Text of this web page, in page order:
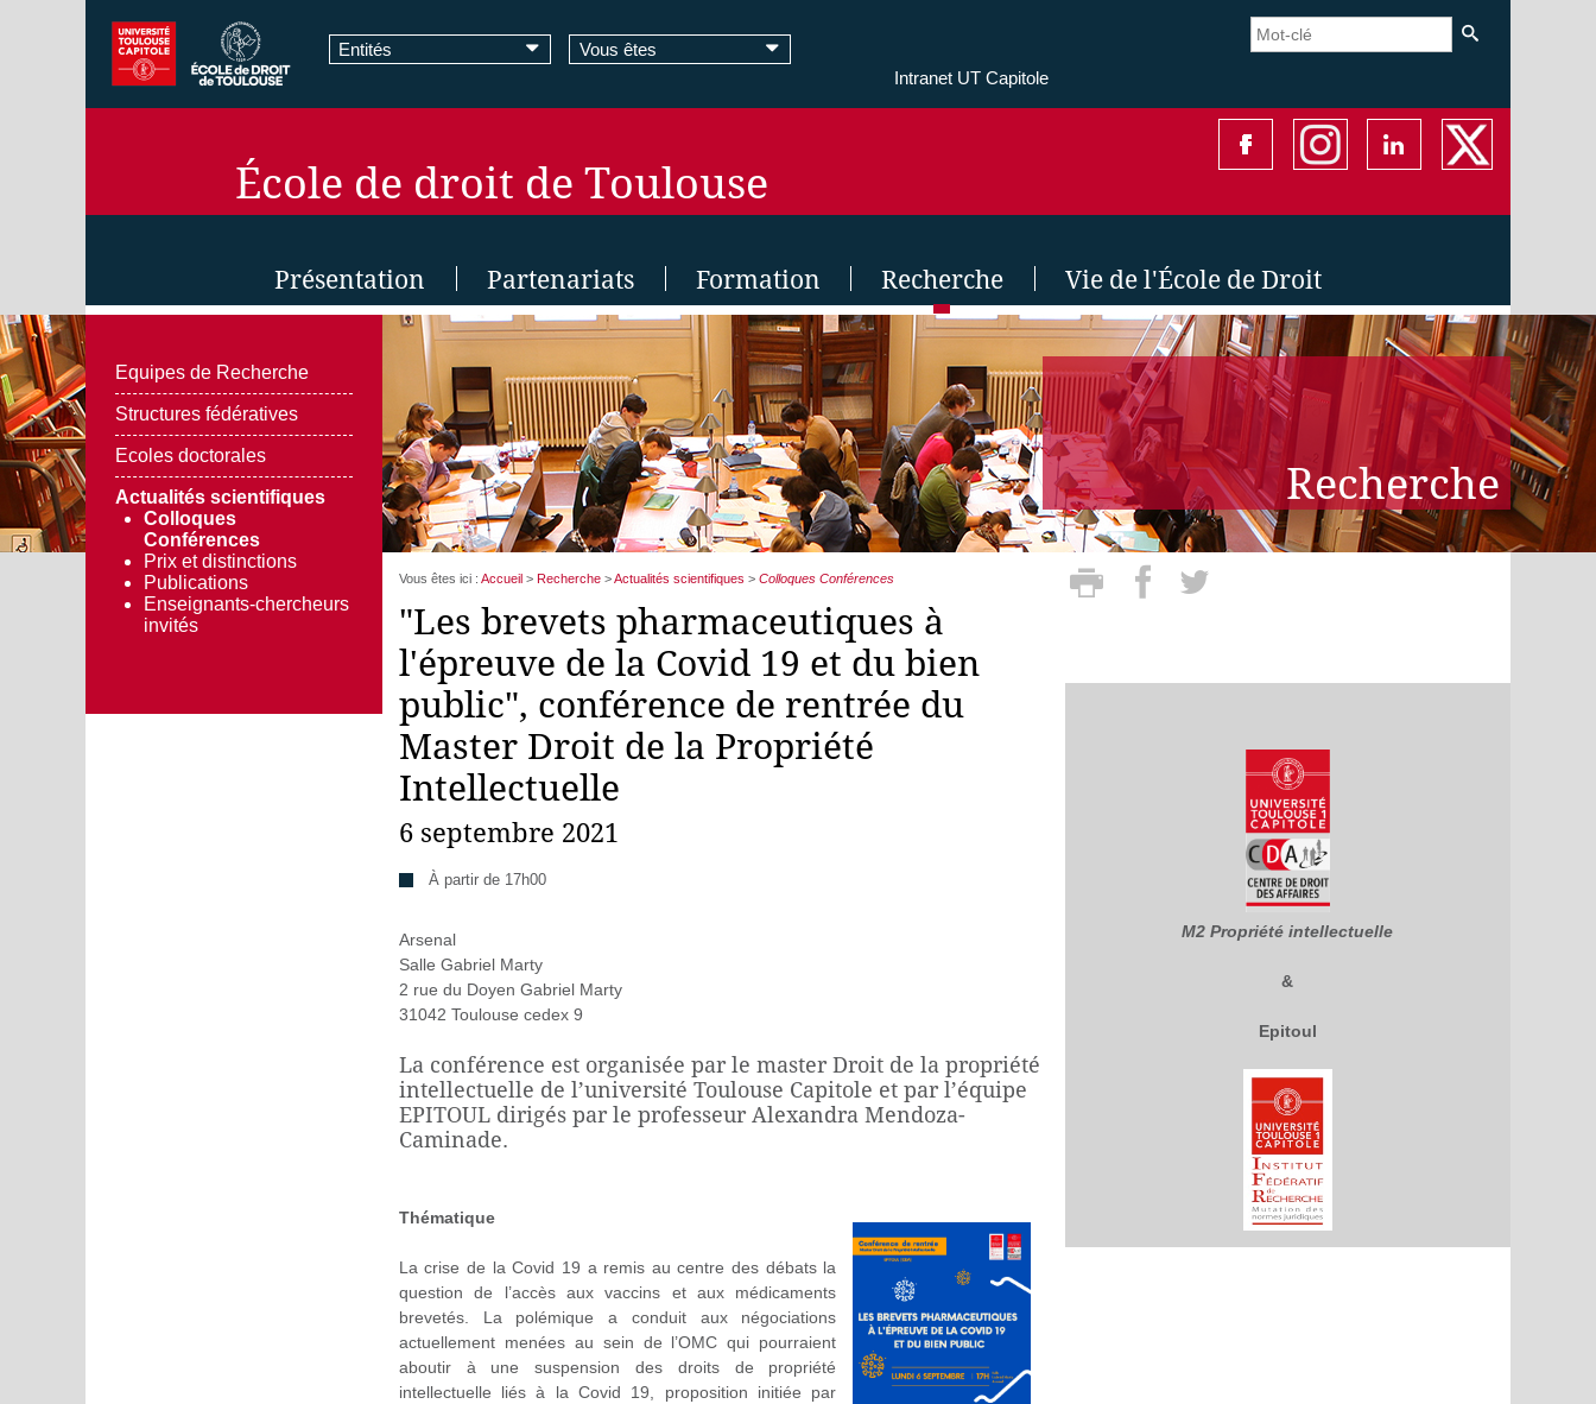
Entités Vous êtes
École de droit de Toulouse
Présentation Partenariats Formation Recherche Vie de l'École de Droit
Recherche
Equipes de Recherche
Structures fédératives
Ecoles doctorales
Actualités scientifiques
Colloques
Conférences
Prix et distinctions
Publications
Enseignants-chercheurs
invités
Vous êtes ici : Accueil > Recherche>Actualités scientifiques > Colloques Conférences
"Les brevets pharmaceutiques à
l'épreuve de la Covid 19 et du bien
public", conférence de rentrée du
Master Droit de la Propriété
Intellectuelle
6 septembre 2021
À partir de 17h00
Arsenal
Salle Gabriel Marty
2 rue du Doyen Gabriel Marty
31042 Toulouse cedex 9
La conférence est organisée par le master Droit de la propriété
intellectuelle de l’université Toulouse Capitole et par l’équipe
EPITOUL dirigés par le professeur Alexandra Mendoza-
Caminade.
Thématique
La crise de la Covid 19 a remis au centre des débats la
question de l’accès aux vaccins et aux médicaments
brevetés. La polémique a conduit aux négociations
actuellement menées au sein de l’OMC qui pourraient
aboutir à une suspension des droits de propriété
intellectuelle liés à la Covid 19, proposition initiée par
M2 Propriété intellectuelle
&
Epitoul
Intranet UT Capitole